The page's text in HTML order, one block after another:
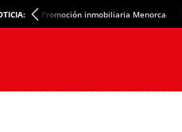
Promoción inmobiliaria Menorca